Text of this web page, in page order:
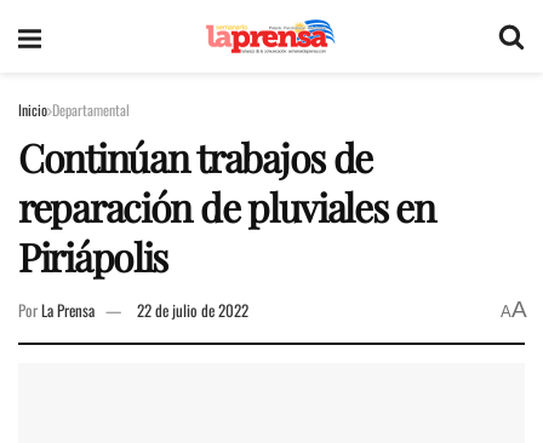
Inicio Departamental
Continúan trabajos de
reparación de pluviales en
Piriápolis
PorLa Prensa 22 de julio de 2022 AA